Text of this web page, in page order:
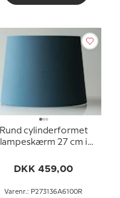
Rund cylinderformet
lampeskærm 27 cm i
DKK 459,00
Varenr.: P273136A6100R